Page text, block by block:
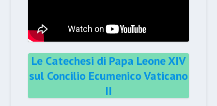
Le Catechesi di Papa Leone XIV
sul Concilio Ecumenico Vaticano
II